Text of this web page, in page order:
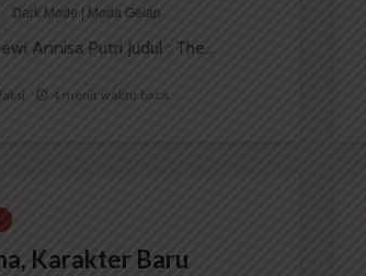
Dark Mode | Moda Gelap
Annisa Putri Judul : The...
4 menit waktu baca
Karakter Baru